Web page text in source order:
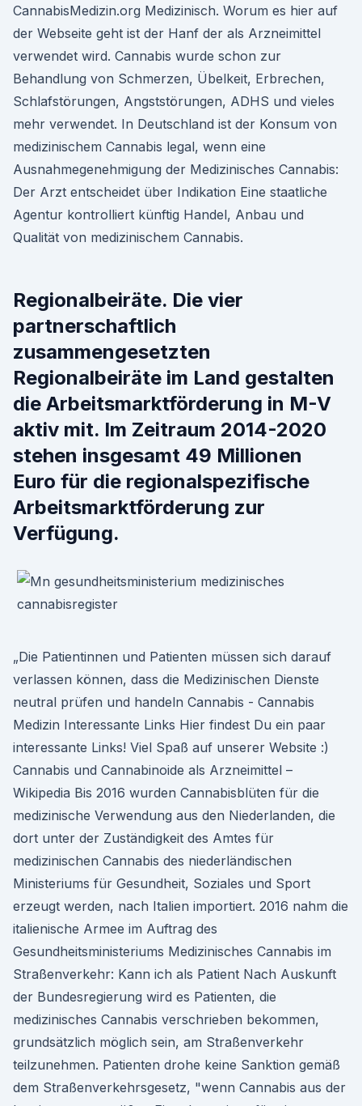
CannabisMedizin.org Medizinisch. Worum es hier auf
der Webseite geht ist der Hanf der als Arzneimittel
verwendet wird. Cannabis wurde schon zur
Behandlung von Schmerzen, Übelkeit, Erbrechen,
Schlafstörungen, Angststörungen, ADHS und vieles
mehr verwendet. In Deutschland ist der Konsum von
medizinischem Cannabis legal, wenn eine
Ausnahmegenehmigung der Medizinisches Cannabis:
Der Arzt entscheidet über Indikation Eine staatliche
Agentur kontrolliert künftig Handel, Anbau und
Qualität von medizinischem Cannabis.
Regionalbeiräte. Die vier
partnerschaftlich
zusammengesetzten
Regionalbeiräte im Land gestalten
die Arbeitsmarktförderung in M-V
aktiv mit. Im Zeitraum 2014-2020
stehen insgesamt 49 Millionen
Euro für die regionalspezifische
Arbeitsmarktförderung zur
Verfügung.
„Die Patientinnen und Patienten müssen sich darauf
verlassen können, dass die Medizinischen Dienste
neutral prüfen und handeln Cannabis - Cannabis
Medizin Interessante Links Hier findest Du ein paar
interessante Links! Viel Spaß auf unserer Website :)
Cannabis und Cannabinoide als Arzneimittel –
Wikipedia Bis 2016 wurden Cannabisblüten für die
medizinische Verwendung aus den Niederlanden, die
dort unter der Zuständigkeit des Amtes für
medizinischen Cannabis des niederländischen
Ministeriums für Gesundheit, Soziales und Sport
erzeugt werden, nach Italien importiert. 2016 nahm die
italienische Armee im Auftrag des
Gesundheitsministeriums Medizinisches Cannabis im
Straßenverkehr: Kann ich als Patient Nach Auskunft
der Bundesregierung wird es Patienten, die
medizinisches Cannabis verschrieben bekommen,
grundsätzlich möglich sein, am Straßenverkehr
teilzunehmen. Patienten drohe keine Sanktion gemäß
dem Straßenverkehrsgesetz, "wenn Cannabis aus der